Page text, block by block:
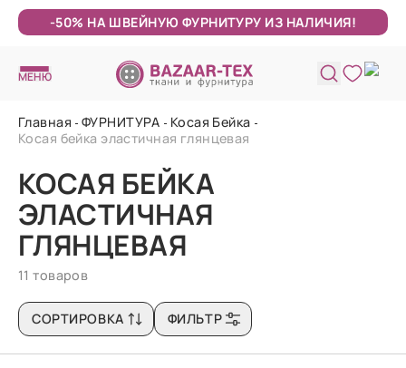
-50% НА ШВЕЙНУЮ ФУРНИТУРУ ИЗ НАЛИЧИЯ!
МЕНЮ
Главная ФУРНИТУРА
Косая Бейка
Косая бейка эластичная глянцевая
КОСАЯ БЕЙКА
ЭЛАСТИЧНАЯ
ГЛЯНЦЕВАЯ
11 товаров
СОРТИРОВКА ФИЛЬТР